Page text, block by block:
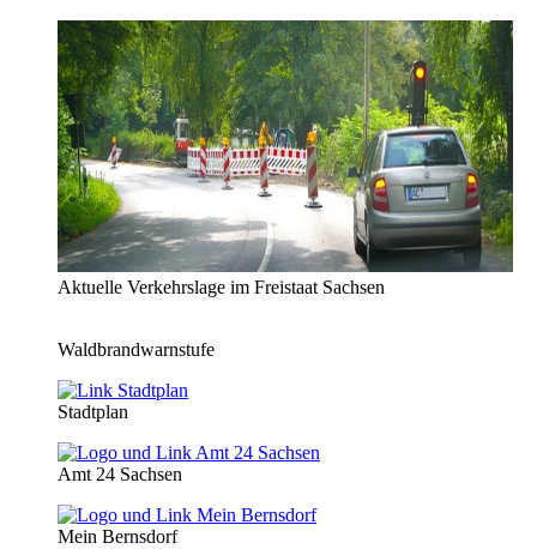
Aktuelle Verkehrslage im Freistaat Sachsen
Waldbrandwarnstufe
Stadtplan
Amt 24 Sachsen
Mein Bernsdorf